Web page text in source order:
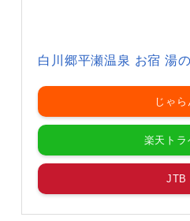
白川郷平瀬温泉 お宿 湯
じゃら
楽天トラ
JTB